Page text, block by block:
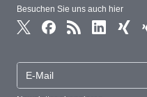
Besuchen Sie uns auch hier